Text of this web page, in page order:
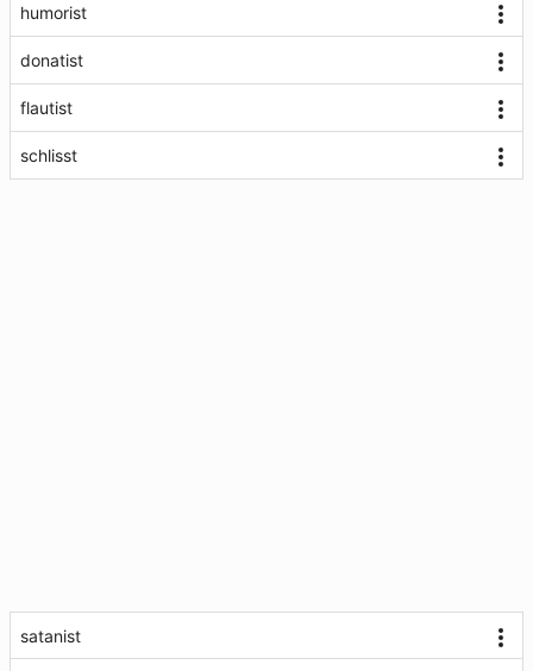
humorist
donatist
flautist
schlisst
satanist